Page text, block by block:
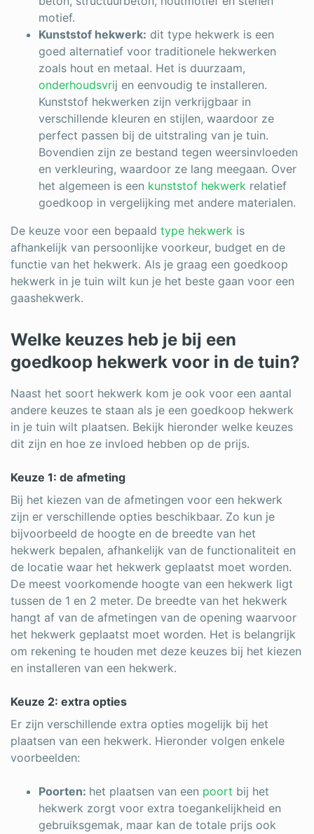
motief.
Kunststof hekwerk: dit type hekwerk is een
goed alternatief voor traditionele hekwerken
zoals hout en metaal. Het is duurzaam,
onderhoudsvrij en eenvoudig te installeren.
Kunststof hekwerken zijn verkrijgbaar in
verschillende kleuren en stijlen, waardoor ze
perfect passen bij de uitstraling van je tuin.
Bovendien zijn ze bestand tegen weersinvloeden
en verkleuring, waardoor ze lang meegaan. Over
het algemeen is een kunststof hekwerk relatief
goedkoop in vergelijking met andere materialen.
De keuze voor een bepaald type hekwerk is
afhankelijk van persoonlijke voorkeur, budget en de
functie van het hekwerk. Als je graag een goedkoop
hekwerk in je tuin wilt kun je het beste gaan voor een
gaashekwerk.
Welke keuzes heb je bij een
goedkoop hekwerk voor in de tuin?
Naast het soort hekwerk kom je ook voor een aantal
andere keuzes te staan als je een goedkoop hekwerk
in je tuin wilt plaatsen. Bekijk hieronder welke keuzes
dit zijn en hoe ze invloed hebben op de prijs.
Keuze 1: de afmeting
Bij het kiezen van de afmetingen voor een hekwerk
zijn er verschillende opties beschikbaar. Zo kun je
bijvoorbeeld de hoogte en de breedte van het
hekwerk bepalen, afhankelijk van de functionaliteit en
de locatie waar het hekwerk geplaatst moet worden.
De meest voorkomende hoogte van een hekwerk ligt
tussen de 1 en 2 meter. De breedte van het hekwerk
hangt af van de afmetingen van de opening waarvoor
het hekwerk geplaatst moet worden. Het is belangrijk
om rekening te houden met deze keuzes bij het kiezen
en installeren van een hekwerk.
Keuze 2: extra opties
Er zijn verschillende extra opties mogelijk bij het
plaatsen van een hekwerk. Hieronder volgen enkele
voorbeelden:
Poorten: het plaatsen van een poort bij het
hekwerk zorgt voor extra toegankelijkheid en
gebruiksgemak, maar kan de totale prijs ook